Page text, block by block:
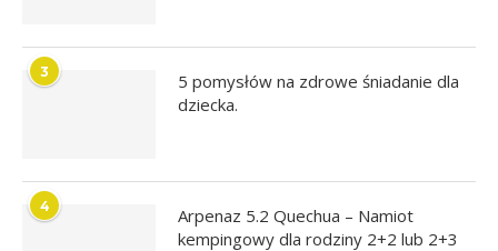
3
5 pomysłów na zdrowe śniadanie dla
dziecka.
4
Arpenaz 5.2 Quechua – Namiot
kempingowy dla rodziny 2+2 lub 2+3